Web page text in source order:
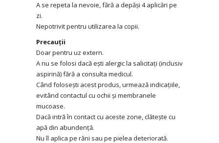
A se repeta la nevoie, fără a depăși 4 aplicări pe
zi.
Nepotrivit pentru utilizarea la copii.
Precauții
Doar pentru uz extern.
A nu se folosi dacă ești alergic la salicitați (inclusiv
aspirină) fără a consulta medicul.
Când folosești acest produs, urmează indicațiile,
evitând contactul cu ochii și membranele
mucoase.
Dacă intră în contact cu aceste zone, clătește cu
apă din abundență.
Nu îl aplica pe răni sau pe pielea deteriorată.